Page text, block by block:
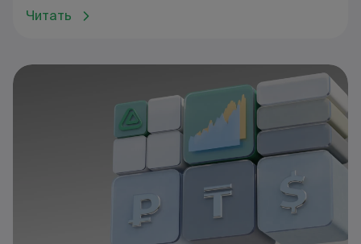
небес — даже в обычных супермаркетах у
умом, то на летнем спросе можно построить
бизнес, который окупится всего за 1–3 месяца.
Читать